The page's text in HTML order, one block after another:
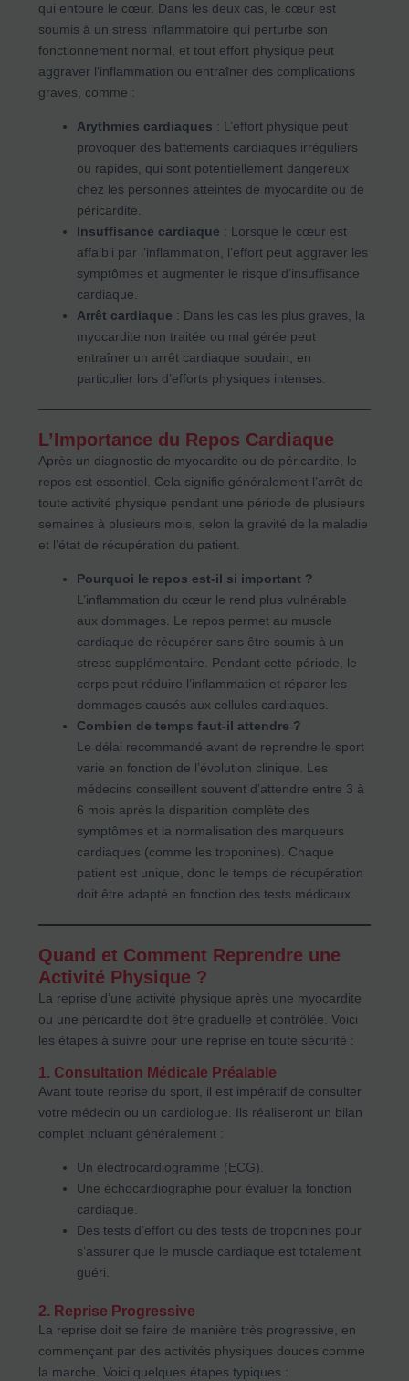
qui entoure le cœur. Dans les deux cas, le cœur est
soumis à un stress inflammatoire qui perturbe son
fonctionnement normal, et tout effort physique peut
aggraver l’inflammation ou entraîner des complications
graves, comme :
Arythmies cardiaques : L’effort physique peut
provoquer des battements cardiaques irréguliers
ou rapides, qui sont potentiellement dangereux
chez les personnes atteintes de myocardite ou de
péricardite.
Insuffisance cardiaque : Lorsque le cœur est
affaibli par l’inflammation, l’effort peut aggraver les
symptômes et augmenter le risque d’insuffisance
cardiaque.
Arrêt cardiaque : Dans les cas les plus graves, la
myocardite non traitée ou mal gérée peut
entraîner un arrêt cardiaque soudain, en
particulier lors d’efforts physiques intenses.
L’Importance du Repos Cardiaque
Après un diagnostic de myocardite ou de péricardite, le
repos est essentiel. Cela signifie généralement l’arrêt de
toute activité physique pendant une période de plusieurs
semaines à plusieurs mois, selon la gravité de la maladie
et l’état de récupération du patient.
Pourquoi le repos est-il si important ?
L’inflammation du cœur le rend plus vulnérable
aux dommages. Le repos permet au muscle
cardiaque de récupérer sans être soumis à un
stress supplémentaire. Pendant cette période, le
corps peut réduire l’inflammation et réparer les
dommages causés aux cellules cardiaques.
Combien de temps faut-il attendre ?
Le délai recommandé avant de reprendre le sport
varie en fonction de l’évolution clinique. Les
médecins conseillent souvent d’attendre entre 3 à
6 mois après la disparition complète des
symptômes et la normalisation des marqueurs
cardiaques (comme les troponines). Chaque
patient est unique, donc le temps de récupération
doit être adapté en fonction des tests médicaux.
Quand et Comment Reprendre une
Activité Physique ?
La reprise d’une activité physique après une myocardite
ou une péricardite doit être graduelle et contrôlée. Voici
les étapes à suivre pour une reprise en toute sécurité :
1. Consultation Médicale Préalable
Avant toute reprise du sport, il est impératif de consulter
votre médecin ou un cardiologue. Ils réaliseront un bilan
complet incluant généralement :
Un électrocardiogramme (ECG).
Une échocardiographie pour évaluer la fonction
cardiaque.
Des tests d’effort ou des tests de troponines pour
s’assurer que le muscle cardiaque est totalement
guéri.
2. Reprise Progressive
La reprise doit se faire de manière très progressive, en
commençant par des activités physiques douces comme
la marche. Voici quelques étapes typiques :